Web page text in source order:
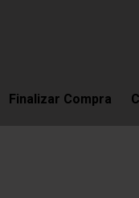
Finalizar Compra